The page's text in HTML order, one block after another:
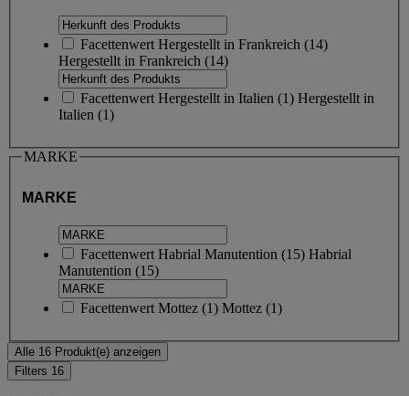
Facettenwert Hergestellt in Frankreich (14)
Hergestellt in Frankreich (14)
Facettenwert Hergestellt in Italien (1) Hergestellt in
Italien (1)
MARKE
MARKE
Facettenwert Habrial Manutention (15) Habrial
Manutention (15)
Facettenwert Mottez (1) Mottez (1)
Alle 16 Produkt(e) anzeigen
Filters 16